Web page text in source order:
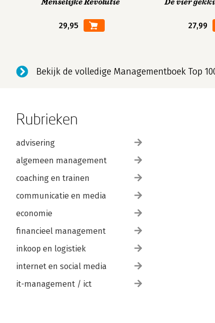
Menselijke Revolutie
29,95
De vier
27,99
Bekijk de volledige Managementboek Top
Rubrieken
advisering
algemeen management
coaching en trainen
communicatie en media
economie
financieel management
inkoop en logistiek
internet en social media
it-management / ict